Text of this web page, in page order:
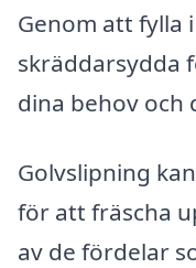
Genom att fylla
skräddarsydda
dina behov och
Golvslipning
för att fräscha
av de fördelar